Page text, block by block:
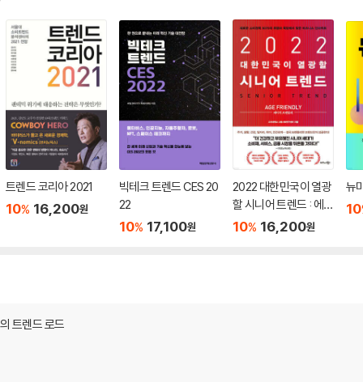
트렌드 코리아 2021
10% 16,200원
빅테크 트렌드 CES 20
22
10% 17,100원
2022 대한민국이 열광
할 시니어 트렌드 : 에이
지 프렌들리(Age Frie
10% 16,200원
뉴
10
트렌드 로드